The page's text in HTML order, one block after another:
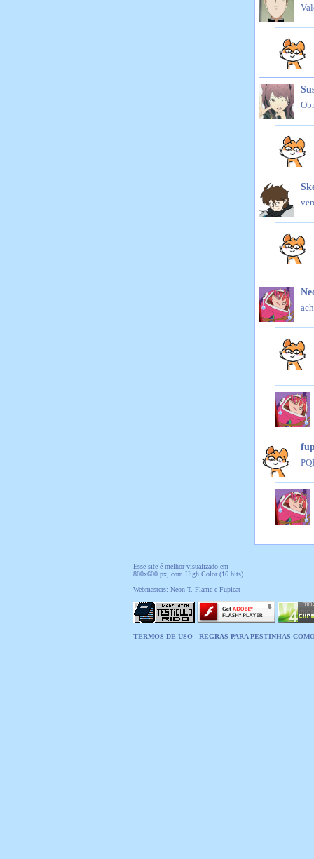
Esse site é melhor visualizado em
800x600 px, com High Color (16 bits).
Webmasters: Neon T. Flame e Fupicat
TERMOS DE USO- REGRAS PARA PESTINHAS